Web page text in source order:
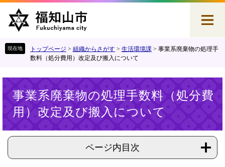
す
し
トップページ > 組織からさがす > 生活環境課 > 事業系廃棄物の処理手
数料（処分費用）改定及び搬入について
事業系廃棄物の処理手数料（処分費
用）改定及び搬入について
ページ内目次